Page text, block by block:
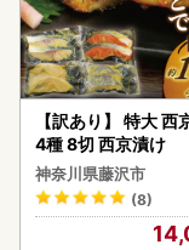
【訳あり】 特大 西
4種 8切 西京漬け
神奈川県藤沢市
(8)